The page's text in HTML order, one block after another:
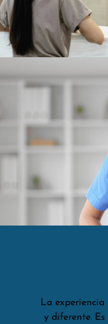
La experiencia
y diferente.